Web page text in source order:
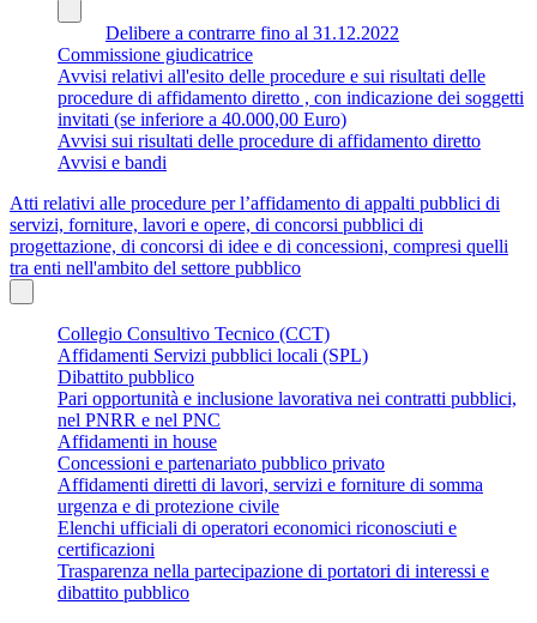
Delibere a contrarre fino al 31.12.2022
Commissione giudicatrice
Avvisi relativi all'esito delle procedure e sui risultati delle
procedure di affidamento diretto , con indicazione dei soggetti
invitati (se inferiore a 40.000,00 Euro)
Avvisi sui risultati delle procedure di affidamento diretto
Avvisi e bandi
Atti relativi alle procedure per l’affidamento di appalti pubblici di
servizi, forniture, lavori e opere, di concorsi pubblici di
progettazione, di concorsi di idee e di concessioni, compresi quelli
tra enti nell'ambito del settore pubblico
Collegio Consultivo Tecnico (CCT)
Affidamenti Servizi pubblici locali (SPL)
Dibattito pubblico
Pari opportunità e inclusione lavorativa nei contratti pubblici,
nel PNRR e nel PNC
Affidamenti in house
Concessioni e partenariato pubblico privato
Affidamenti diretti di lavori, servizi e forniture di somma
urgenza e di protezione civile
Elenchi ufficiali di operatori economici riconosciuti e
certificazioni
Trasparenza nella partecipazione di portatori di interessi e
dibattito pubblico